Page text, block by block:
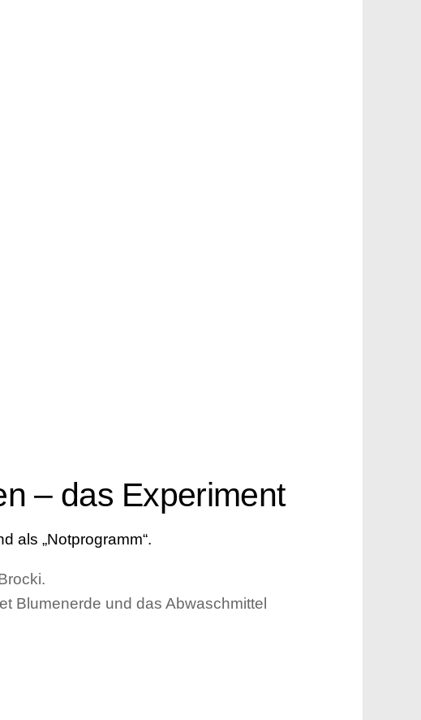
– das Experiment
als „Notprogramm“.
Blumenerde und das Abwaschmittel